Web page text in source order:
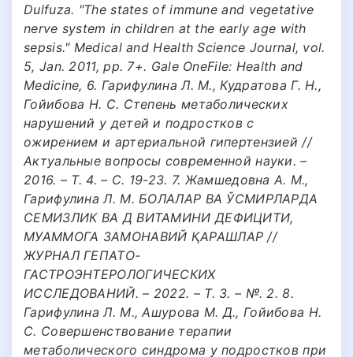
Dulfuza. "The states of immune and vegetative
nerve system in children at the early age with
sepsis." Medical and Health Science Journal, vol.
5, Jan. 2011, pp. 7+. Gale OneFile: Health and
Medicine, 6. Гарифулина Л. М., Кудратова Г. Н.,
Гойибова Н. С. Степень метаболических
нарушений у детей и подростков с
ожирением и артериальной гипертензией //
Актуальные вопросы современной науки. –
2016. – Т. 4. – С. 19-23. 7. Жамшедовна А. M.,
Гарифулина Л. М. БОЛАЛАР ВА ЎСМИРЛАРДА
СЕМИЗЛИК ВА Д ВИТАМИНИ ДЕФИЦИТИ,
МУАММОГА ЗАМОНАВИЙ ҚАРАШЛАР //
ЖУРНАЛ ГЕПАТО-
ГАСТРОЭНТЕРОЛОГИЧЕСКИХ
ИССЛЕДОВАНИЙ. – 2022. – Т. 3. – №. 2. 8.
Гарифулина Л. М., Ашурова М. Д., Гойибова Н.
С. Совершенствование терапии
метаболического синдрома у подростков при